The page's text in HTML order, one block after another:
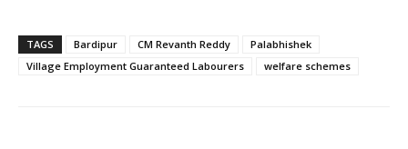
TAGS Bardipur CM Revanth Reddy
Palabhishek
Village Employment Guaranteed Labourers
welfare schemes